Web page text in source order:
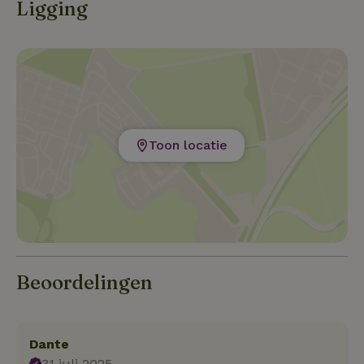
Ligging
Toon locatie
Beoordelingen
Dante